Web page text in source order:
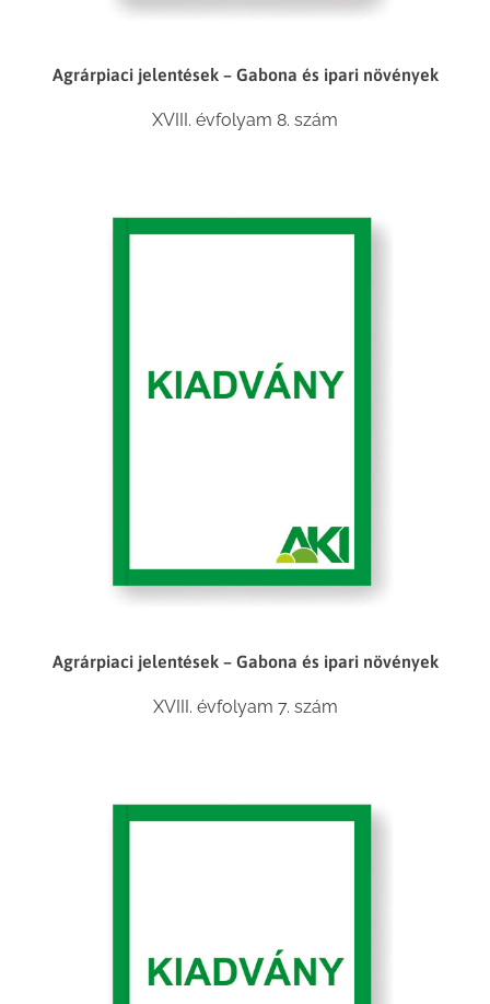
Agrárpiaci jelentések – Gabona és ipari növények
XVIII. évfolyam 8. szám
Agrárpiaci jelentések – Gabona és ipari növények
XVIII. évfolyam 7. szám